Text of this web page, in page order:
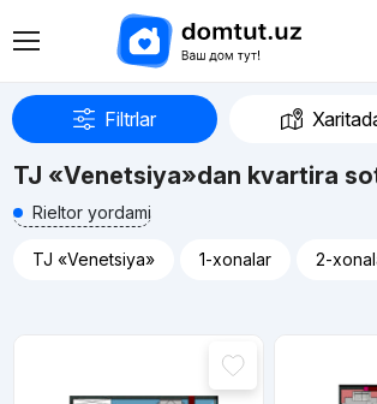
Filtrlar
TJ «Venetsiya»dan kvartira
Rieltor yordami
TJ «Venetsiya» 1-xonalar 2-